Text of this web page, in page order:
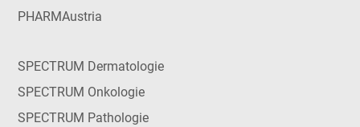
PHARMAustria
SPECTRUM Dermatologie
SPECTRUM Onkologie
SPECTRUM Pathologie